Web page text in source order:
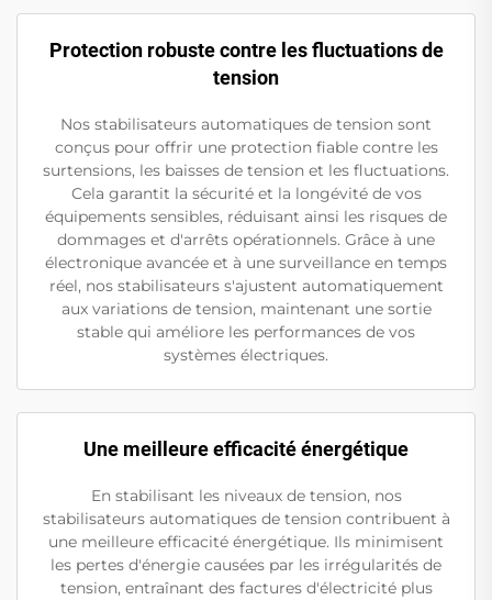
Protection robuste contre les fluctuations de
tension
Nos stabilisateurs automatiques de tension sont
conçus pour offrir une protection fiable contre les
surtensions, les baisses de tension et les fluctuations.
Cela garantit la sécurité et la longévité de vos
équipements sensibles, réduisant ainsi les risques de
dommages et d'arrêts opérationnels. Grâce à une
électronique avancée et à une surveillance en temps
réel, nos stabilisateurs s'ajustent automatiquement
aux variations de tension, maintenant une sortie
stable qui améliore les performances de vos
systèmes électriques.
Une meilleure efficacité énergétique
En stabilisant les niveaux de tension, nos
stabilisateurs automatiques de tension contribuent à
une meilleure efficacité énergétique. Ils minimisent
les pertes d'énergie causées par les irrégularités de
tension, entraînant des factures d'électricité plus